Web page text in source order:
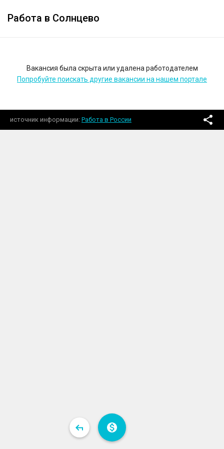
Работа в Солнцево
Вакансия была скрыта или удалена работодателем
Попробуйте поискать другие вакансии на нашем портале
источник информации Работа в России